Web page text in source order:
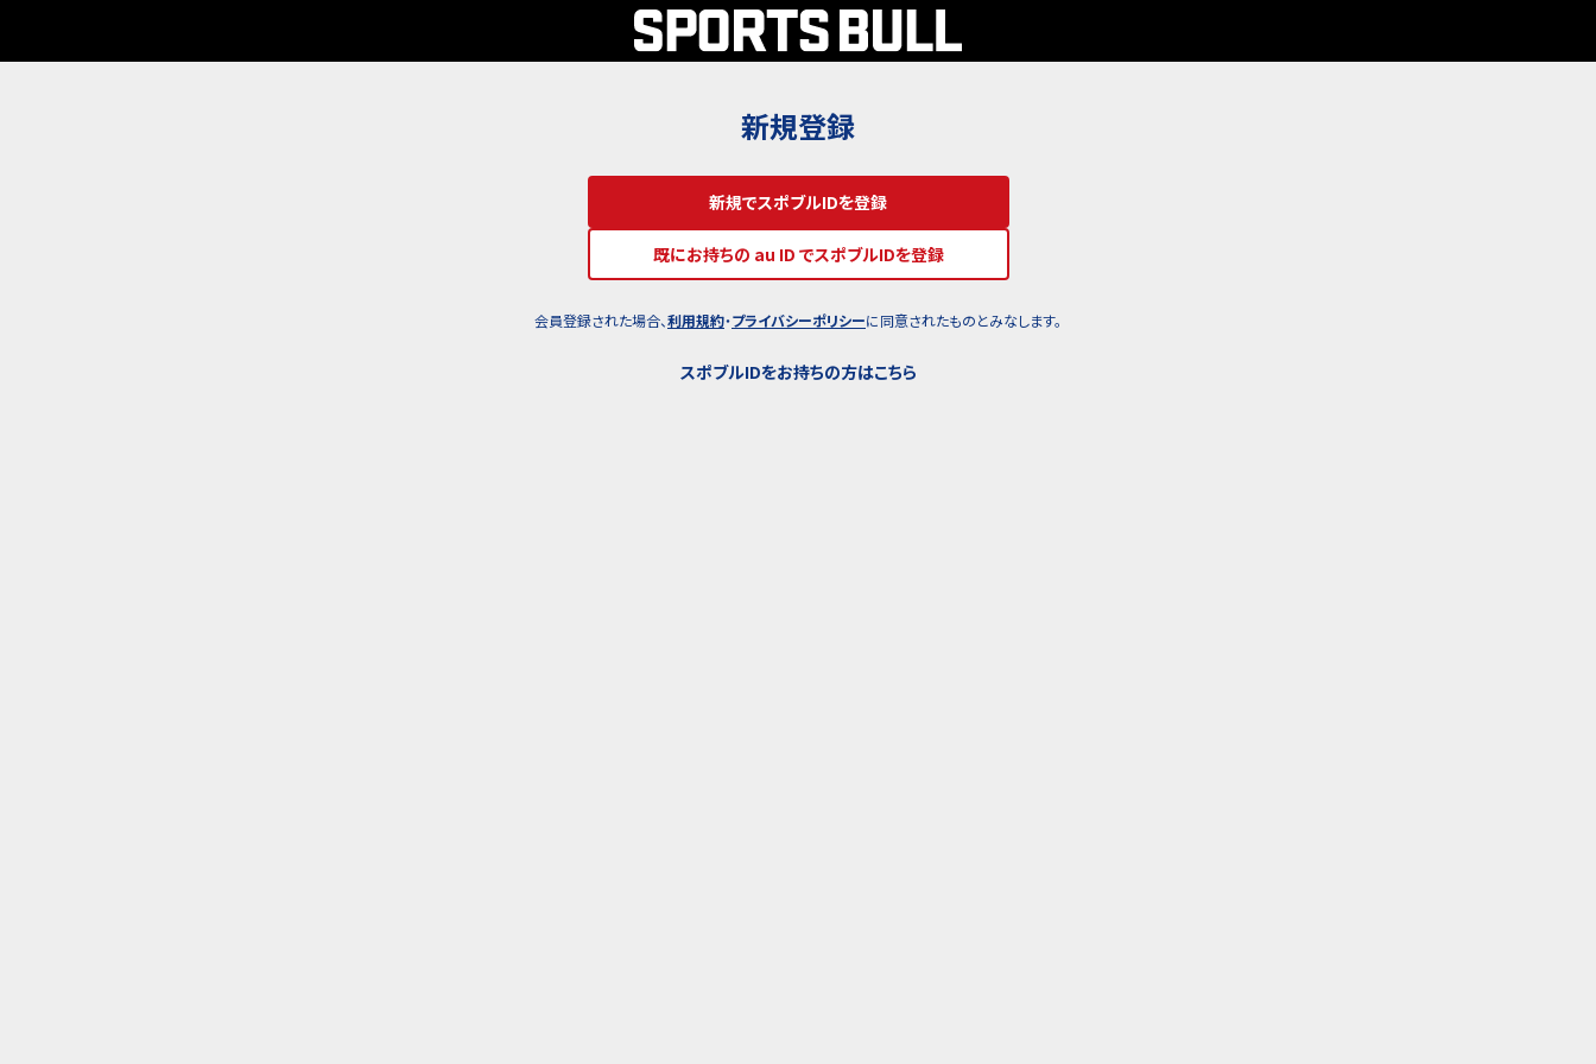
新規登録
新規でスポブルIDを登録
既にお持ちの au ID でスポブルIDを登録
会員登録された場合、利用規約・プライバシーポリシーに同意されたものとみなします。
スポブルIDをお持ちの方はこちら